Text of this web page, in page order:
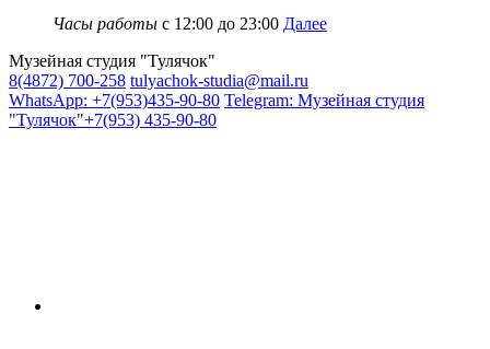
Часы работы с 12:00 до 23:00 Далее
Музейная студия "Тулячок"
8(4872) 700-258 tulyachok-studia@mail.ru
WhatsApp: +7(953)435-90-80 Telegram: Музейная студия
"Тулячок"+7(953) 435-90-80